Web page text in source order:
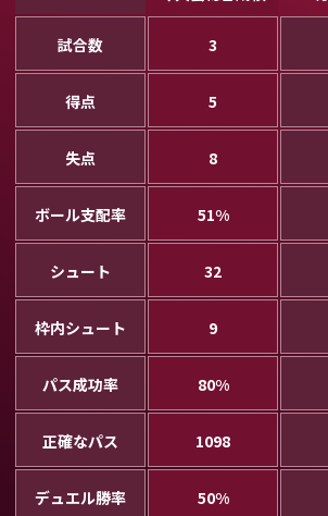
試合数 3
得点 5
失点 8
ボール支配率 51%
シュート 32
枠内シュート 9
パス成功率 80%
正確なパス 1098
デュエル勝率 50%